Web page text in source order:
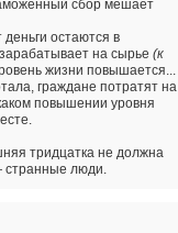
сбор мешает
остаются в
на сырье (к
жизни повышается...
граждане потратят на
повышении уровня
тридцатка не должна
странные люди.